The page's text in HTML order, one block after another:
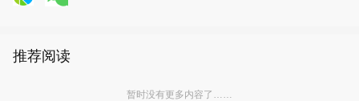
推荐阅读
暂时没有更多内容了……